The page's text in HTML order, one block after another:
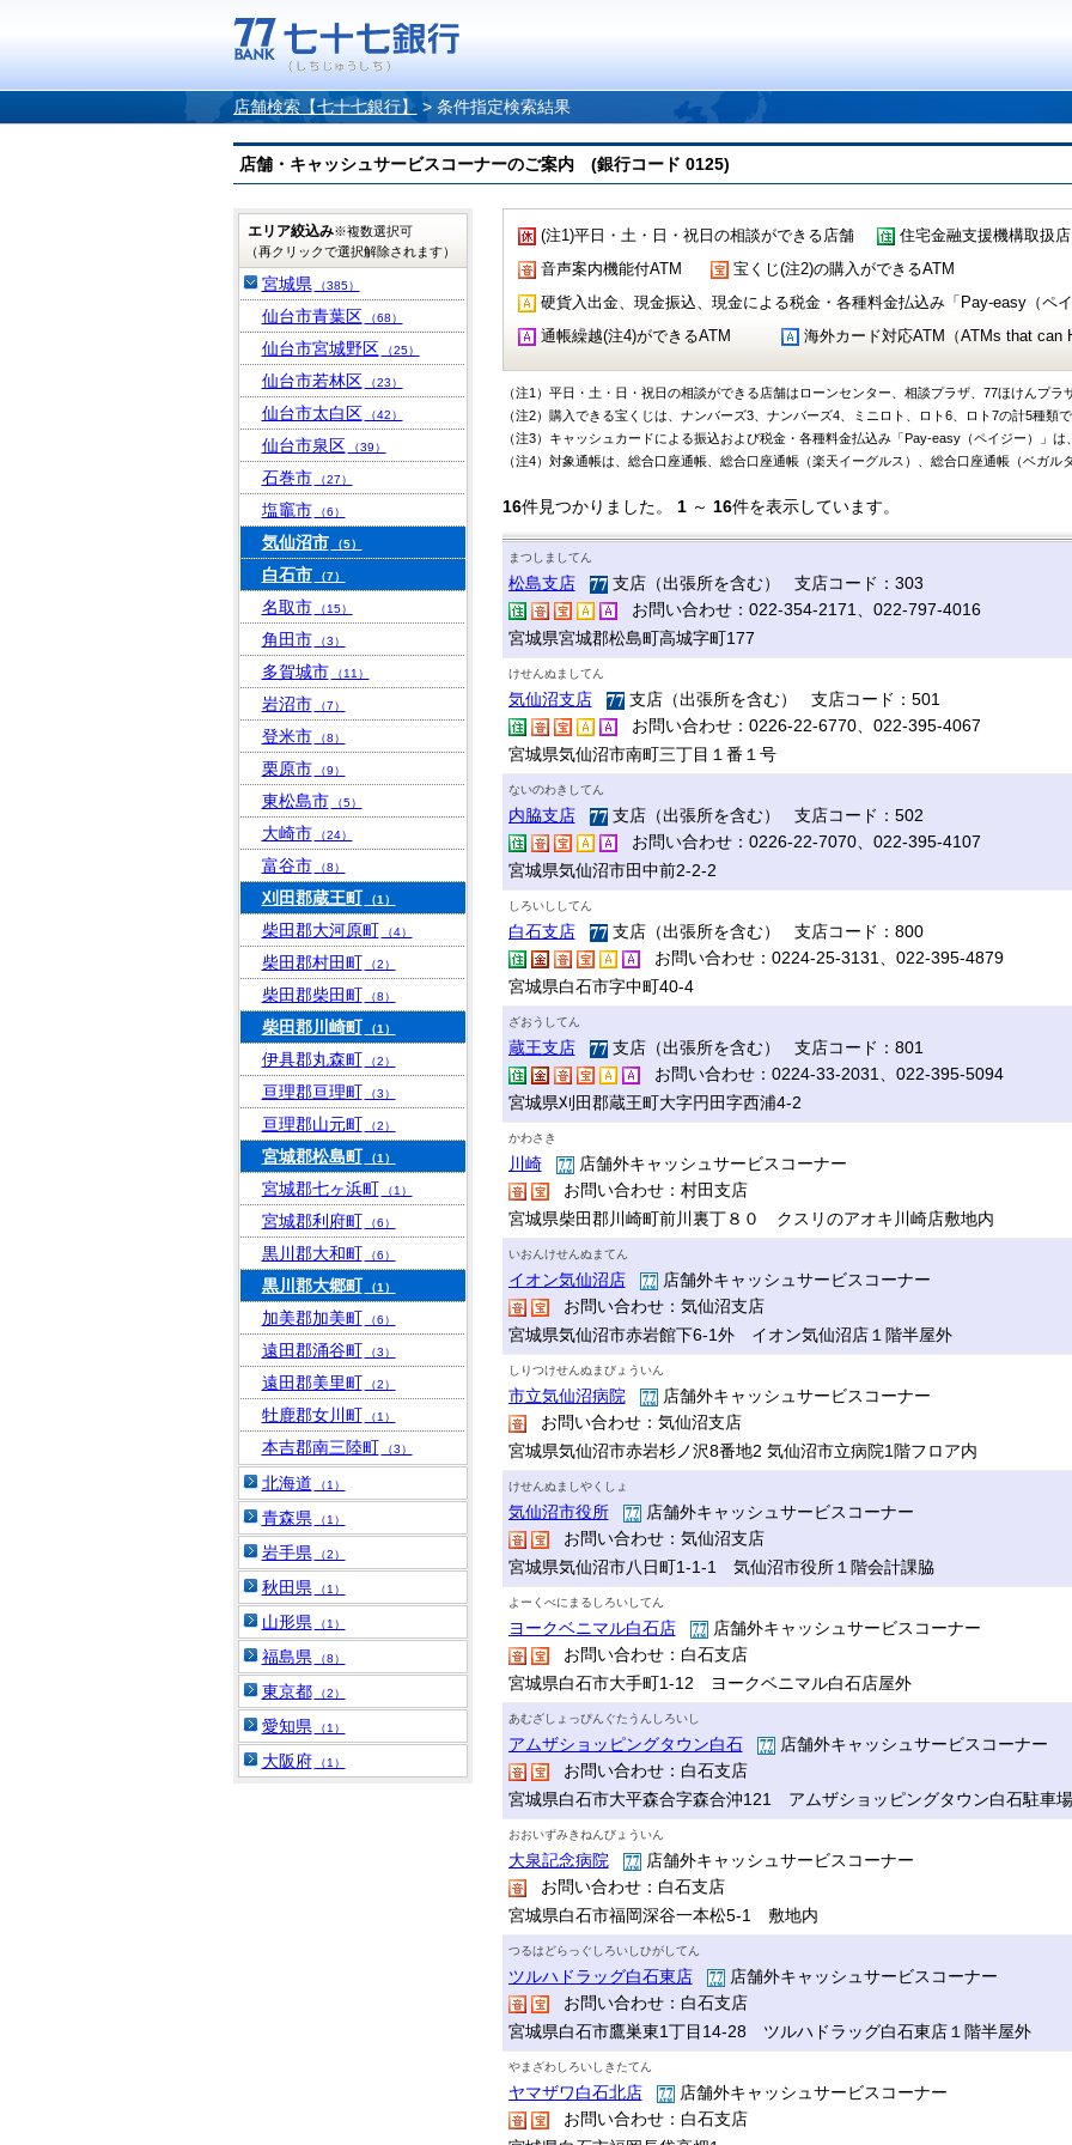
店舗検索【七十七銀行】 > 条件指定検索結果
店舗・キャッシュサービスコーナーのご案内 (銀行コード 0125)
(注1)平日・土・日・祝日の相談ができる店舗 住宅金融支援機構取扱店
音声案内機能付ATM
宝くじ(注2)の購入ができるATM
硬貨入出金、現金振込、現金による税金・各種料金払込み「Pay-easy（ペ
通帳繰越(注4)ができるATM
海外カード対応ATM（ATMs that can
（注1）平日・土・日・祝日の相談ができる店舗はローンセンター、相談プラザ、77ほけんプラ
（注2）購入できる宝くじは、ナンバーズ3、ナンバーズ4、ミニロト、ロト6、ロト7の計5種類で
（注3）キャッシュカードによる振込および税金・各種料金払込み「Pay-easy（ペイジー）」は
（注4）対象通帳は、総合口座通帳、総合口座通帳（楽天イーグルス）、総合口座通帳（ベガル
16件見つかりました。 1～ 16件を表示しています。
まつしましてん
松島支店
支店（出張所を含む） 支店コード：303
お問い合わせ：022-354-2171、022-797-4016
宮城県宮城郡松島町高城字町177
けせんぬましてん
気仙沼支店
支店（出張所を含む） 支店コード：501
お問い合わせ：0226-22-6770、022-395-4067
宮城県気仙沼市南町三丁目１番１号
ないのわきしてん
内脇支店
支店（出張所を含む） 支店コード：502
お問い合わせ：0226-22-7070、022-395-4107
宮城県気仙沼市田中前2-2-2
しろいししてん
白石支店
支店（出張所を含む） 支店コード：800
お問い合わせ：0224-25-3131、022-395-4879
宮城県白石市字中町40-4
ざおうしてん
蔵王支店
支店（出張所を含む） 支店コード：801
お問い合わせ：0224-33-2031、022-395-5094
宮城県刈田郡蔵王町大字円田字西浦4-2
かわさき
川崎
店舗外キャッシュサービスコーナー
お問い合わせ：村田支店
宮城県柴田郡川崎町前川裏丁８０ クスリのアオキ川崎店敷地内
いおんけせんぬまてん
イオン気仙沼店
店舗外キャッシュサービスコーナー
お問い合わせ：気仙沼支店
宮城県気仙沼市赤岩館下6-1外 イオン気仙沼店１階半屋外
しりつけせんぬまびょういん
市立気仙沼病院
店舗外キャッシュサービスコーナー
お問い合わせ：気仙沼支店
宮城県気仙沼市赤岩杉ノ沢8番地2 気仙沼市立病院1階フロア内
けせんぬましやくしょ
気仙沼市役所
店舗外キャッシュサービスコーナー
お問い合わせ：気仙沼支店
宮城県気仙沼市八日町1-1-1 気仙沼市役所１階会計課脇
よーくべにまるしろいしてん
ヨークベニマル白石店
店舗外キャッシュサービスコーナー
お問い合わせ：白石支店
宮城県白石市大手町1-12 ヨークベニマル白石店屋外
あむざしょっぴんぐたうんしろいし
アムザショッピングタウン白石
店舗外キャッシュサービスコーナー
お問い合わせ：白石支店
宮城県白石市大平森合字森合沖121 アムザショッピングタウン白石駐車場
おおいずみきねんびょういん
大泉記念病院
店舗外キャッシュサービスコーナー
お問い合わせ：白石支店
宮城県白石市福岡深谷一本松5-1 敷地内
つるはどらっぐしろいしひがしてん
ツルハドラッグ白石東店
店舗外キャッシュサービスコーナー
お問い合わせ：白石支店
宮城県白石市鷹巣東1丁目14-28 ツルハドラッグ白石東店１階半屋外
やまざわしろいしきたてん
ヤマザワ白石北店
店舗外キャッシュサービスコーナー
お問い合わせ：白石支店
エリア絞込み※複数選択可
（再クリックで選択解除されます）
宮城県 （385）
仙台市青葉区 （68）
仙台市宮城野区 （25）
仙台市若林区 （23）
仙台市太白区 （42）
仙台市泉区 （39）
石巻市 （27）
塩竈市 （6）
気仙沼市 （5）
白石市 （7）
名取市 （15）
角田市 （3）
多賀城市 （11）
岩沼市 （7）
登米市 （8）
栗原市 （9）
東松島市 （5）
大崎市 （24）
富谷市 （8）
刈田郡蔵王町 （1）
柴田郡大河原町 （4）
柴田郡村田町 （2）
柴田郡柴田町 （8）
柴田郡川崎町 （1）
伊具郡丸森町 （2）
亘理郡亘理町 （3）
亘理郡山元町 （2）
宮城郡松島町 （1）
宮城郡七ヶ浜町 （1）
宮城郡利府町 （6）
黒川郡大和町 （6）
黒川郡大郷町 （1）
加美郡加美町 （6）
遠田郡涌谷町 （3）
遠田郡美里町 （2）
牡鹿郡女川町 （1）
本吉郡南三陸町 （3）
北海道 （1）
青森県 （1）
岩手県 （2）
秋田県 （1）
山形県 （1）
福島県 （8）
東京都 （2）
愛知県 （1）
大阪府 （1）